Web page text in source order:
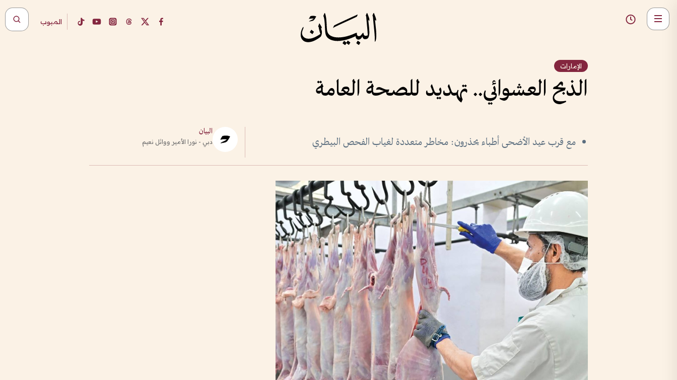
المبوب
الإمارات
الذبح العشوائي.. تهديد للصحة العامة
مع قرب عيد الأضحى أطباء يحذرون: مخاطر متعددة لغياب الفحص البيطري
البيان
دبي - نورا الأمير ووائل نعيم